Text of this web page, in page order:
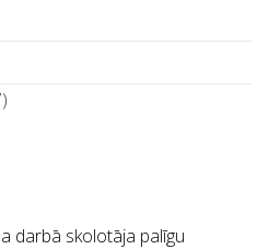
darbā skolotāja palīgu